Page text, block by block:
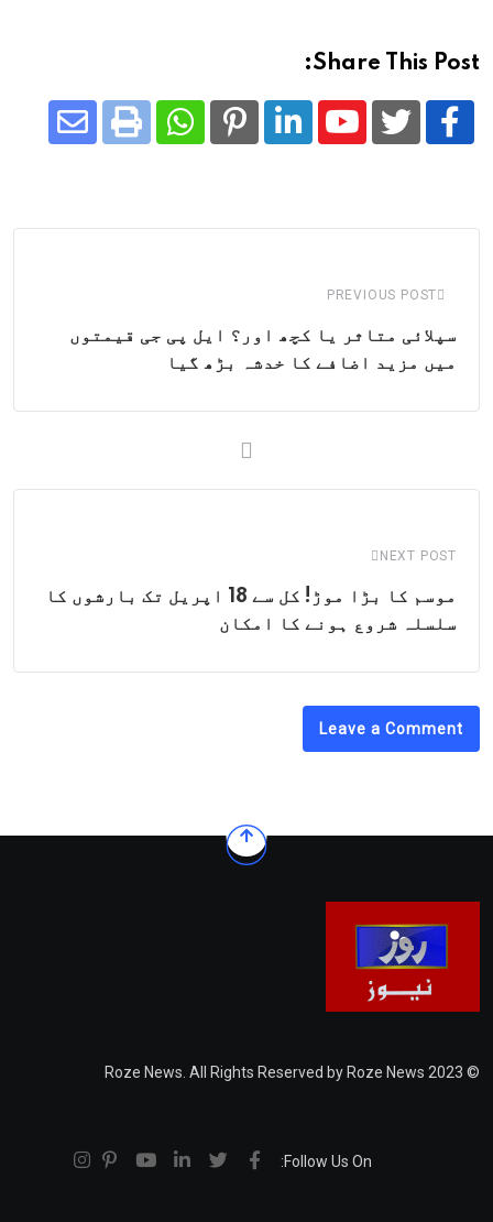
Share This Post:
Youtube
LinkedIn
Pinterest
Whatsapp
Print
PREVIOUS POST
سپلائی متاثر یا کچھ اور؟ ایل پی جی قیمتوں
میں مزید اضافے کا خدشہ بڑھ گیا
NEXT POST
موسم کا بڑا موڑ! کل سے 18 اپریل تک بارشوں کا
سلسلہ شروع ہونے کا امکان
Leave a Comment
© 2023 Roze News. All Rights Reserved by Roze News
Follow Us On: